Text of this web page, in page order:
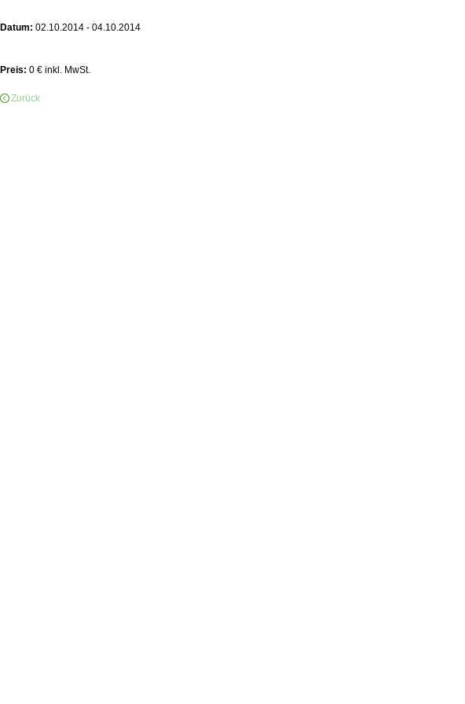
Datum: 02.10.2014 - 04.10.2014
Preis: 0 € inkl. MwSt.
Zurück